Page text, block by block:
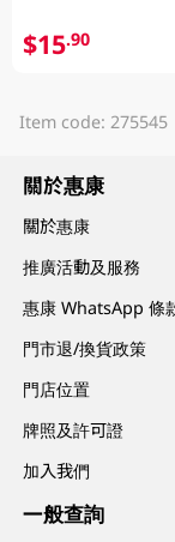
$15.90
Item code: 275545
關於惠康
關於惠康
推廣活動及服務
惠康 WhatsApp 條
門市退/換貨政策
門店位置
牌照及許可證
加入我們
一般查詢